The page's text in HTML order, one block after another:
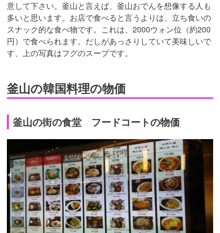
意して下さい。釜山と言えば、釜山おでんを想像する人も
多いと思います。お店で食べると言うよりは、立ち食いの
スナック的な食べ物です。これは、2000ウォン位（約200
円）で食べられます。だしがあっさりしていて美味しいで
す、上の写真はフグのスープです。
釜山の韓国料理の物価
釜山の街の食堂 フードコートの物価